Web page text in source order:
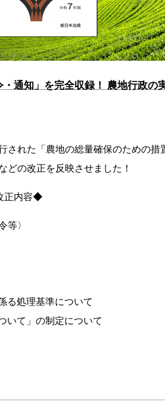
・通知」を完全収録！ 農地行政の
された「農地の総量確保のための
どの改正を反映させました！
正内容◆
等〉
る処理基準について
いて」の制定について